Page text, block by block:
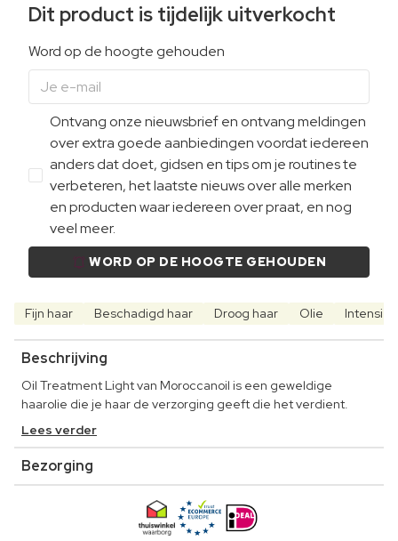
Dit product is tijdelijk uitverkocht
Word op de hoogte gehouden
Ontvang onze nieuwsbrief en ontvang meldingen
over extra goede aanbiedingen voordat iedereen
anders dat doet, gidsen en tips om je routines te
verbeteren, het laatste nieuws over alle merken
en producten waar iedereen over praat, en nog
veel meer.
WORD OP DE HOOGTE GEHOUDEN
Fijn haar Beschadigd haar Droog haar Olie Intensief
Beschrijving
Oil Treatment Light van Moroccanoil is een geweldige
haarolie die je haar de verzorging geeft die het verdient.
Lees verder
Bezorging